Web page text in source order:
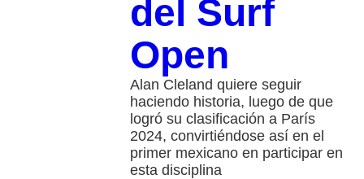
del Surf
Open
Alan Cleland quiere seguir
haciendo historia, luego de que
logró su clasificación a París
2024, convirtiéndose así en el
primer mexicano en participar en
esta disciplina